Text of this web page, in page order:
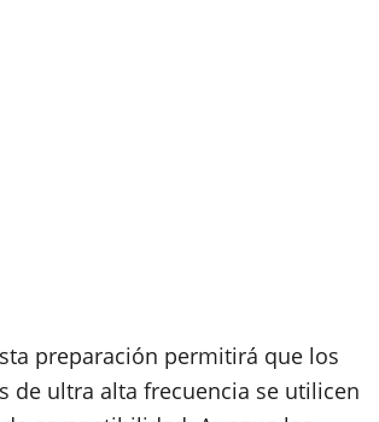
preparación permitirá que los
de ultra alta frecuencia se utilicen